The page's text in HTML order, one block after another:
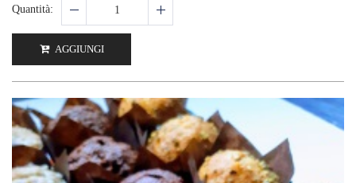
Quantità:
AGGIUNGI